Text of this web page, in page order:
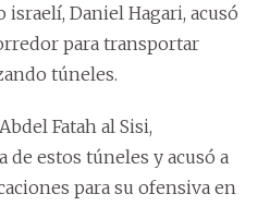
Daniel Hagari, acusó
para transportar
túneles.
Fatah al Sisi,
estos túneles y acusó a
para su ofensiva en